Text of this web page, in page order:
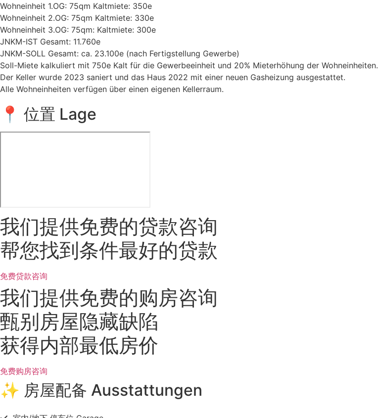
Wohneinheit 1.OG: 75qm Kaltmiete: 350e
Wohneinheit 2.OG: 75qm Kaltmiete: 330e
Wohneinheit 3.OG: 75qm: Kaltmiete: 300e
JNKM-IST Gesamt: 11.760e
JNKM-SOLL Gesamt: ca. 23.100e (nach Fertigstellung Gewerbe)
Soll-Miete kalkuliert mit 750e Kalt für die Gewerbeeinheit und 20% Mieterhöhung der Wohneinheiten.
Der Keller wurde 2023 saniert und das Haus 2022 mit einer neuen Gasheizung ausgestattet.
Alle Wohneinheiten verfügen über einen eigenen Kellerraum.
📍 位置 Lage
我们提供免费的贷款咨询
帮您找到条件最好的贷款
免费贷款咨询
我们提供免费的购房咨询
甄别房屋隐藏缺陷
获得内部最低房价
免费购房咨询
✨ 房屋配备 Ausstattungen